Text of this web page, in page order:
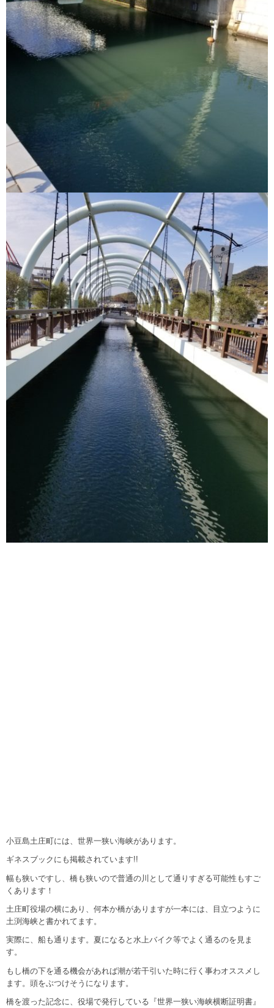
小豆島土庄町には、世界一狭い海峡があります。
ギネスブックにも掲載されています!!
幅も狭いですし、橋も狭いので普通の川として通りすぎる可能性もすご
くあります！
土庄町役場の横にあり、何本か橋がありますが一本には、目立つように
土渕海峡と書かれてます。
実際に、船も通ります。夏になると水上バイク等でよく通るのを見ま
す。
もし橋の下を通る機会があれば潮が若干引いた時に行く事わオススメし
ます。頭をぶつけそうになります。
橋を渡った記念に、役場で発行している『世界一狭い海峡横断証明書』